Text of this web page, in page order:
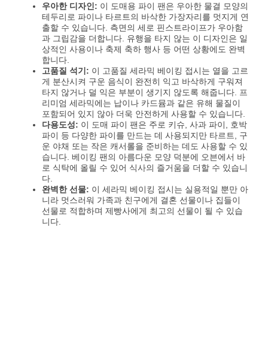
우아한 디자인: 이 도매용 파이 팬은 우아한 물결 모양의
테두리로 파이나 타르트의 바삭한 가장자리를 멋지게 연
출할 수 있습니다. 측면의 세로 핀스트라이프가 우아함
과 그립감을 더합니다. 유행을 타지 않는 이 디자인은 일
상적인 사용이나 축제 축하 행사 등 어떤 상황에도 완벽
합니다.
고품질 석기: 이 고품질 세라믹 베이킹 접시는 열을 고르
게 분산시켜 구운 음식이 완전히 익고 바삭하게 구워져
타지 않거나 덜 익은 부분이 생기지 않도록 해줍니다. 프
리미엄 세라믹에는 납이나 카드뮴과 같은 유해 물질이
포함되어 있지 않아 더욱 안전하게 사용할 수 있습니다.
다용도성: 이 도매 파이 팬은 주로 키슈, 사과 파이, 호박
파이 등 다양한 파이를 만드는 데 사용되지만 타르트, 구
운 야채 또는 작은 캐서롤을 준비하는 데도 사용할 수 있
습니다. 베이킹 팬의 아름다운 모양 덕분에 오븐에서 바
로 식탁에 올릴 수 있어 식사의 즐거움을 더할 수 있습니
다.
완벽한 선물: 이 세라믹 베이킹 접시는 실용적일 뿐만 아
니라 멋스러워 가족과 친구에게 결혼 선물이나 집들이
선물로 적합하며 제빵사에게 최고의 선물이 될 수 있습
니다.